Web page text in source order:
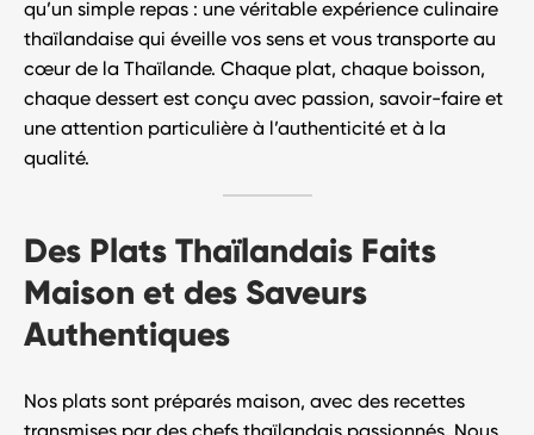
qu’un simple repas : une véritable expérience culinaire
thaïlandaise qui éveille vos sens et vous transporte au
cœur de la Thaïlande. Chaque plat, chaque boisson,
chaque dessert est conçu avec passion, savoir-faire et
une attention particulière à l’authenticité et à la
qualité.
Des Plats Thaïlandais Faits
Maison et des Saveurs
Authentiques
Nos plats sont préparés maison, avec des recettes